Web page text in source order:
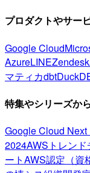
プロダクトやサー
Google Cloud
AzureLINEZendesk
マティカdbt
特集やシリーズか
Google Cloud Next
2024AWSトレンド
ートAWS認定（資